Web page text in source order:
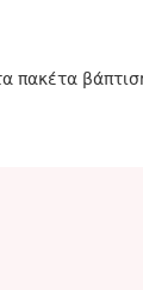
πακέτα